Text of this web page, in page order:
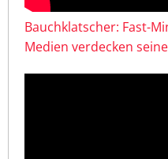
Bauchklatscher: Fast-
Medien verdecken